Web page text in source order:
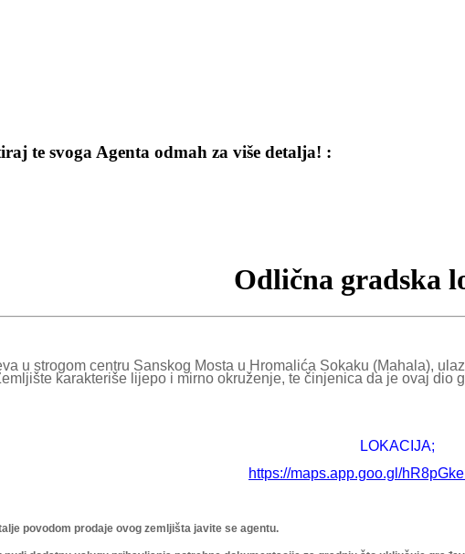
te svoga Agenta odmah za više detalja! :
Odlična gradska
u strogom centru Sanskog Mosta u Hromalića Sokaku (Mahala),
karakteriše lijepo i mirno okruženje, te činjenica da je ovaj
LOKACIJA;
https://maps.app.goo.gl/
povodom prodaje ovog zemljišta javite se agentu.